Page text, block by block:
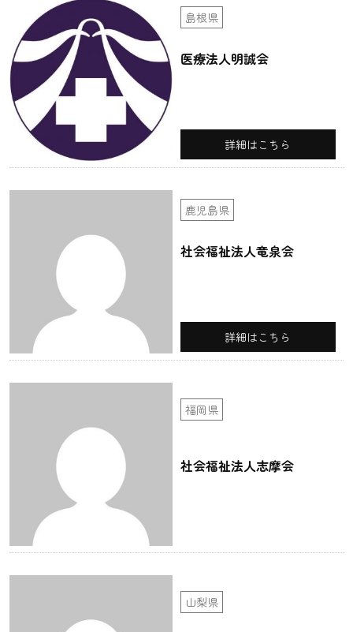
島根県
医療法人明誠会
詳細はこちら
鹿児島県
社会福祉法人竜泉会
詳細はこちら
福岡県
社会福祉法人志摩会
山梨県